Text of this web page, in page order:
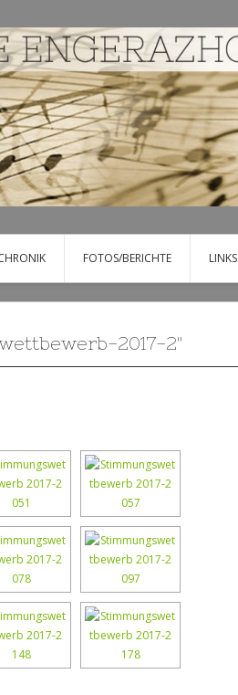
FOTOS/BERICHTE LINKS
2017-2"